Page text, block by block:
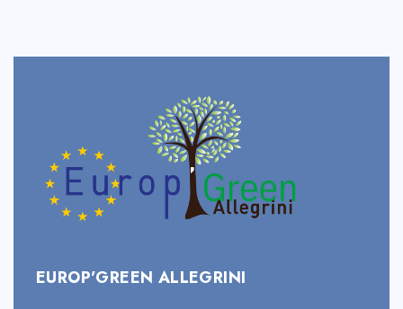
EUROP’GREEN ALLEGRINI